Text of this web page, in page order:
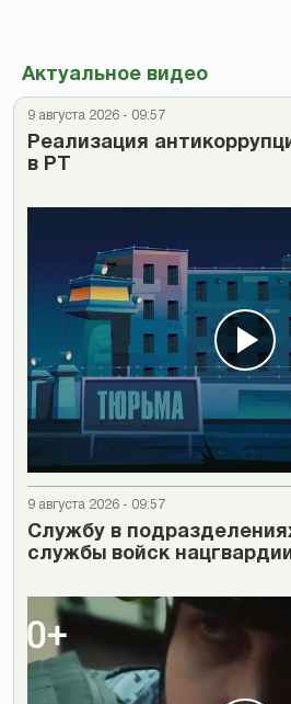
Актуальное видео
9 августа 2026 - 09:57
Реализация
в РТ
9 августа 2026 - 09:57
Cлужбу в
службы войск